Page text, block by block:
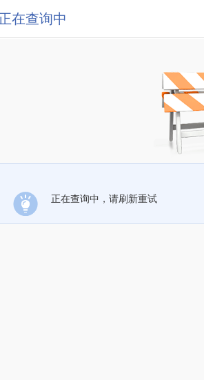
在查询中
正在查询中，请刷新重试